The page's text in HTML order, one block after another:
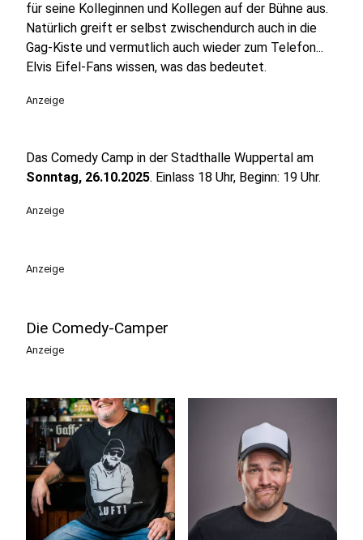
für seine Kolleginnen und Kollegen auf der Bühne aus.
Natürlich greift er selbst zwischendurch auch in die
Gag-Kiste und vermutlich auch wieder zum Telefon...
Elvis Eifel-Fans wissen, was das bedeutet.
Anzeige
Das Comedy Camp in der Stadthalle Wuppertal am
Sonntag, 26.10.2025. Einlass 18 Uhr, Beginn: 19 Uhr.
Anzeige
Anzeige
Die Comedy-Camper
Anzeige